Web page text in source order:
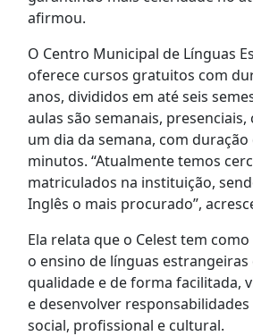
afirmou.
O Centro Municipal de Línguas
oferece cursos gratuitos com
anos, divididos em até seis
aulas são semanais,
um dia da semana, com duração
minutos. “Atualmente temos
matriculados na instituição,
Inglês o mais procurado”,
Ela relata que o Celest tem
o ensino de línguas estrangeiras
qualidade e de forma facilitada,
e desenvolver
social, profissional e cultural.